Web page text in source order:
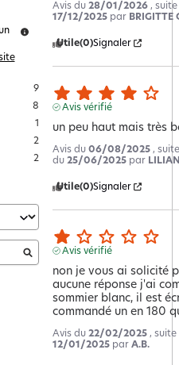
9
8
1
2
2
Avis du 28/01/2026 ,
17/12/2025 par BRIGITTE
Utile(0)Signaler
Avis vérifié
un peu haut mais très
Avis du 06/08/2025 ,
du 25/06/2025 par
Utile(0)Signaler
Avis vérifié
non je vous ai solicité
aucune réponse j'ai
sommier blanc, il est
commandé un en 180
Avis du 22/02/2025 , suite
12/01/2025 par A.B.